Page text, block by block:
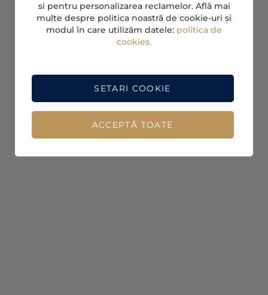
si pentru personalizarea reclamelor. Află mai
multe despre politica noastră de cookie-uri și
modul în care utilizăm datele: politica de
cookies.
ACCEPTĂ TOATE
SETARI COOKIE